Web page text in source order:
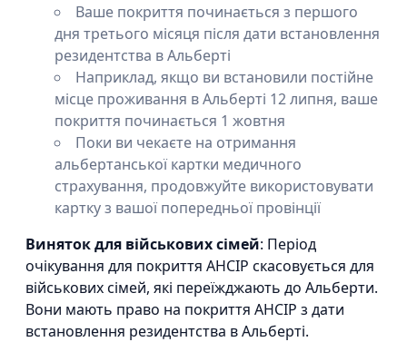
Ваше покриття починається з першого
дня третього місяця після дати встановлення
резидентства в Альберті
Наприклад, якщо ви встановили постійне
місце проживання в Альберті 12 липня, ваше
покриття починається 1 жовтня
Поки ви чекаєте на отримання
альбертанської картки медичного
страхування, продовжуйте використовувати
картку з вашої попередньої провінції
Виняток для військових сімей: Період
очікування для покриття AHCIP скасовується для
військових сімей, які переїжджають до Альберти.
Вони мають право на покриття AHCIP з дати
встановлення резидентства в Альберті.